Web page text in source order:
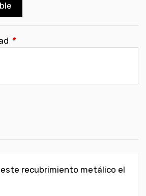
*
recubrimiento metálico el